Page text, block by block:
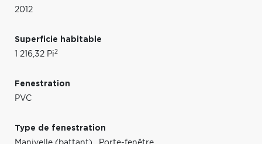
2012
Superficie habitable
1 216,32 Pi2
Fenestration
PVC
Type de fenestration